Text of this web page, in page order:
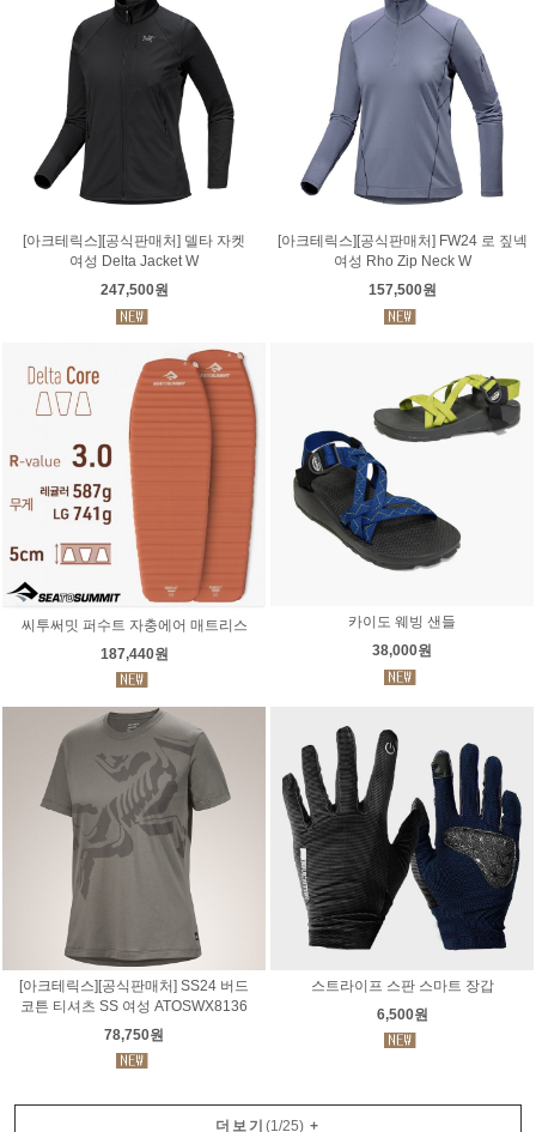
[아크테릭스][공식판매처] 델타 자켓
여성 Delta Jacket W
247,500원
[아크테릭스][공식판매처] FW24 로 짚넥
여성 Rho Zip Neck W
157,500원
씨투써밋 퍼수트 자충에어 매트리스
187,440원
카이도 웨빙 샌들
38,000원
[아크테릭스][공식판매처] SS24 버드
코튼 티셔츠 SS 여성 ATOSWX8136
78,750원
스트라이프 스판 스마트 장갑
6,500원
더보기 (1/25) +